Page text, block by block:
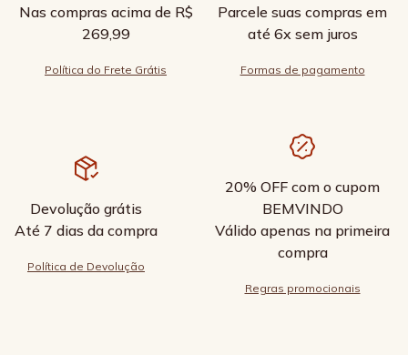
Nas compras acima de R$
269,99
Política do Frete Grátis
Parcele suas compras em
até 6x sem juros
Formas de pagamento
Devolução grátis
Até 7 dias da compra
Política de Devolução
20% OFF com o cupom
BEMVINDO
Válido apenas na primeira
compra
Regras promocionais